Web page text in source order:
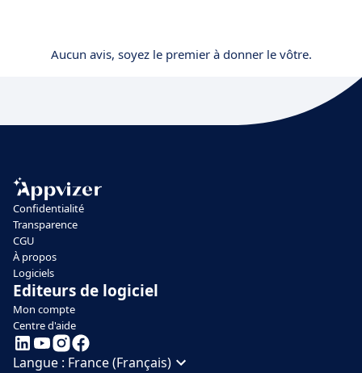
Aucun avis, soyez le premier à donner le vôtre.
Confidentialité
Transparence
CGU
À propos
Logiciels
Editeurs de logiciel
Mon compte
Centre d'aide
Langue : France (Français)